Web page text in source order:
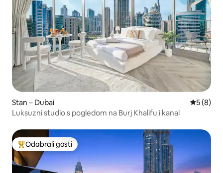
Stan – Dubai
5 (8)
Luksuzni studio s pogledom na Burj Khalifu i kanal
Među najviše rangiranima s oznakom „Odabrali gosti”
Odabrali gosti